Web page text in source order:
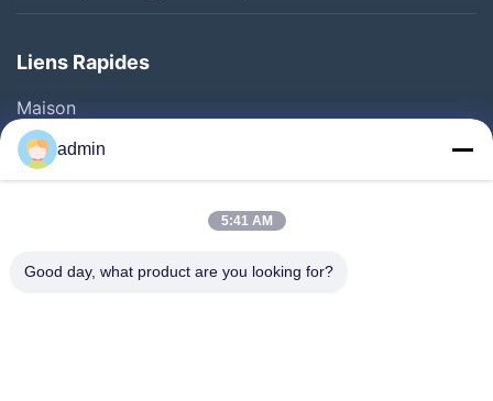
Liens Rapides
Maison
Produits
Vidéos
Visite D'usine
admin
5:41 AM
Good day, what product are you looking for?